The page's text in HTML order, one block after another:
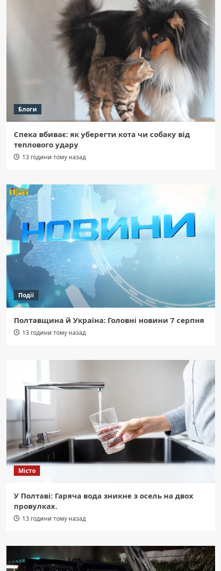
Блоги
Спека вбиває: як уберегти кота чи собаку від
теплового удару
13 години тому назад
Події
Полтавщина й Україна: Головні новини 7 серпня
13 години тому назад
Місто
У Полтаві: Гаряча вода зникне з осель на двох
провулках.
13 години тому назад